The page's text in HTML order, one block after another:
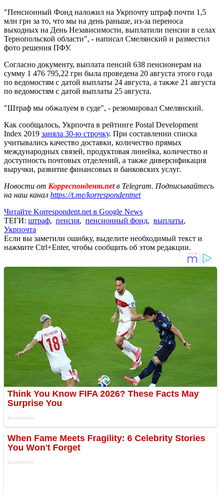
"Пенсионный Фонд наложил на Укрпочту штраф почти 1,5
млн грн за то, что мы на день раньше, из-за переноса
выходных на День Независимости, выплатили пенсии в селах
Тернопольской области", - написал Смелянский и разместил
фото решения ПФУ.
Согласно документу, выплата пенсий 638 пенсионерам на
сумму 1 476 795,22 грн была проведена 20 августа этого года
по ведомостям с датой выплаты 24 августа, а также 21 августа
по ведомостям с датой выплаты 25 августа.
"Штраф мы обжалуем в суде", - резюмировал Смелянский.
Как сообщалось, Укрпочта в рейтинге Postal Development
Index 2019 заняла 30-ю строчку. При составлении списка
учитывались качество доставки, количество прямых
международных связей, продуктовая линейка, количество и
доступность почтовых отделений, а также диверсификация
выручки, развитие финансовых и банковских услуг.
Новости от Корреспондент.netв Telegram. Подписывайтесь
на наш канал https://t.me/korrespondentnet
Читайте Korrespondent.net в Google News
ТЕГИ: штраф, пенсия, пенсионный фонд, выплаты,
Укрпочта
Если вы заметили ошибку, выделите необходимый текст и
нажмите Ctrl+Enter, чтобы сообщить об этом редакции.